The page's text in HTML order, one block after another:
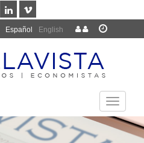
Español English
TOGGLE